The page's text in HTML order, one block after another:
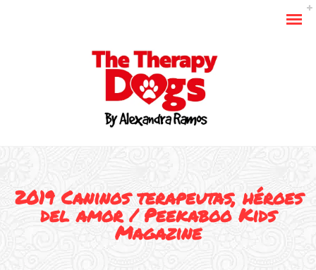
2019 Caninos terapeutas, héroes
del amor / Peekaboo Kids
Magazine